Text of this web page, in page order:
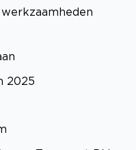
2025